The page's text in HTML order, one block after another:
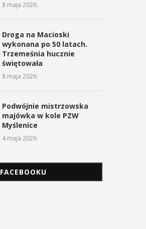
8 maja 2026
Droga na Macioski
wykonana po 50 latach.
Trzemeśnia hucznie
świętowała
8 maja 2026
Podwójnie mistrzowska
majówka w kole PZW
Myślenice
4 maja 2026